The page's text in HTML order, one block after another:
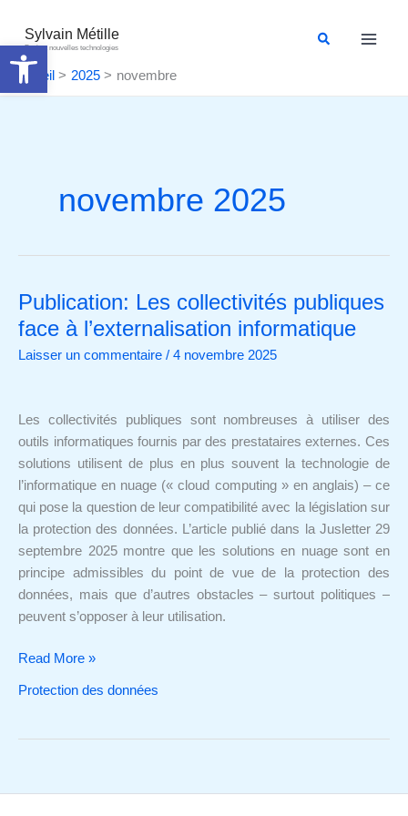
Ouvrir la barre d’outils
contenu
Sylvain Métille
Droit et nouvelles technologies
Rechercher
Accueil 2025 novembre
novembre 2025
Publication: Les collectivités publiques
face à l’externalisation informatique
Laisser un commentaire / 4 novembre 2025
Les collectivités publiques sont nombreuses à utiliser des
outils informatiques fournis par des prestataires externes. Ces
solutions utilisent de plus en plus souvent la technologie de
l’informatique en nuage (« cloud computing » en anglais) – ce
qui pose la question de leur compatibilité avec la législation sur
la protection des données. L’article publié dans la Jusletter 29
septembre 2025 montre que les solutions en nuage sont en
principe admissibles du point de vue de la protection des
données, mais que d’autres obstacles – surtout politiques –
peuvent s’opposer à leur utilisation.
Publication:
Les
publiques
Read More »
Protection des données